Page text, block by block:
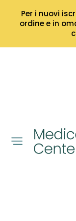
Per i nuovi
ordine e in